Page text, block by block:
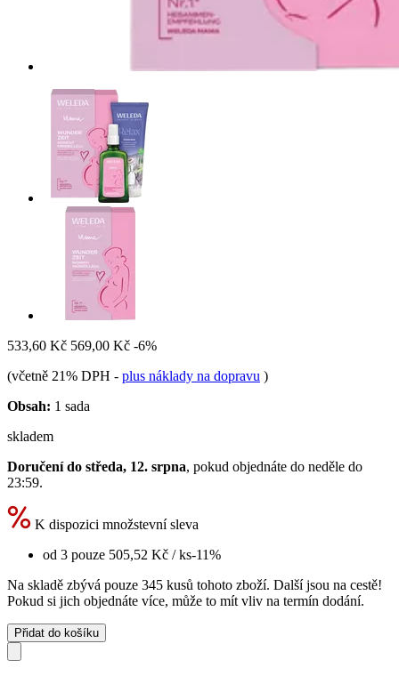
533,60 Kč 569,00 Kč -6%
(včetně 21% DPH - plus náklady na dopravu )
Obsah: 1 sada
skladem
Doručení do středa, 12. srpna, pokud objednáte do neděle do
23:59.
K dispozici množstevní sleva
od 3 pouze 505,52 Kč / ks-11%
Na skladě zbývá pouze 345 kusů tohoto zboží. Další jsou na cestě!
Pokud si jich objednáte více, může to mít vliv na termín dodání.
Přidat do košíku